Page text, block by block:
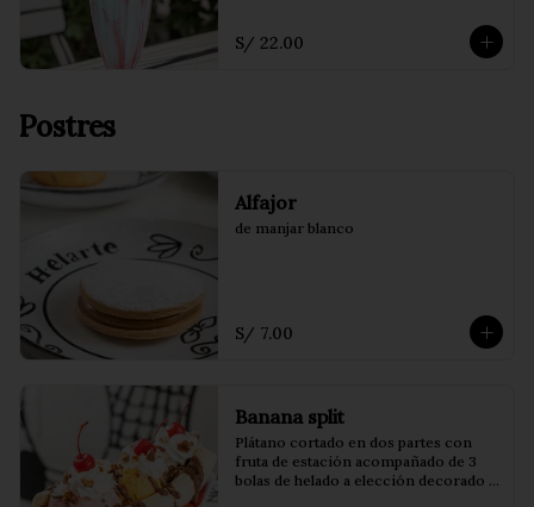
S/ 22.00
Postres
Alfajor
de manjar blanco
S/ 7.00
Banana split
Plátano cortado en dos partes con
fruta de estación acompañado de 3
bolas de helado a elección decorado